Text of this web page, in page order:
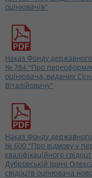
оцінювачів"
Наказ Фонду
№ 784 "Про
оцінювача, виданих
Віталійовичу"
Наказ Фонду
№ 600 "Про відмову у
кваліфікаційного
Дубровській Ірині
свідоцтв оцінювача